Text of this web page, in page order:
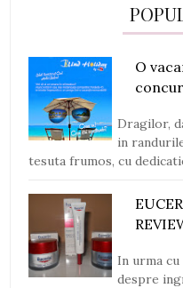
O
Dragilor,
in
tesuta frumos, cu
In urma
despre